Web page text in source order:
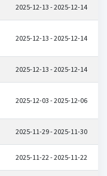
2025-12-13 - 2025-12-14
2025-12-13 - 2025-12-14
2025-12-13 - 2025-12-14
2025-12-03 - 2025-12-06
2025-11-29 - 2025-11-30
2025-11-22 - 2025-11-22